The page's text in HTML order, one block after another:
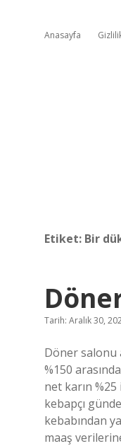
Anasayfa
Etiket: Bir
Tarih: Aralık 30,
Döner salonu
%150
net karın
kebapçı
kebabından
maaş